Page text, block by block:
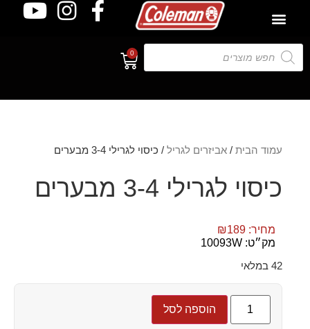
0
עמוד הבית / אביזרים לגריל / כיסוי לגרילי 3-4 מבערים
כיסוי לגרילי 3-4 מבערים
מחיר: ₪189
מק״ט: 10093W
42 במלאי
הוספה לסל